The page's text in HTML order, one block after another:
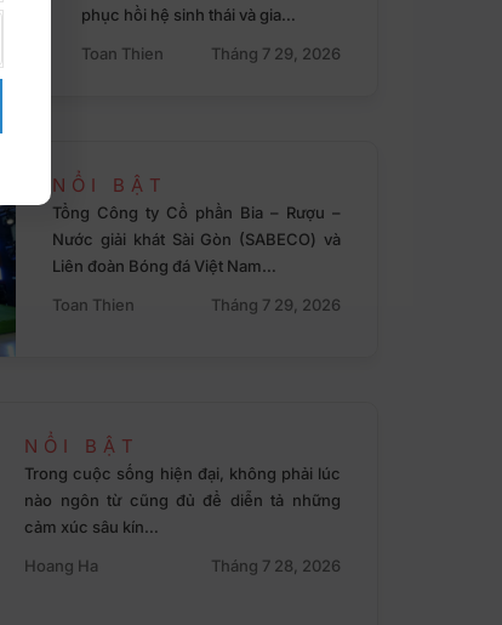
phục hồi hệ sinh thái và gia…
Toan Thien
Tháng 7 29, 2026
NỔI BẬT
Tổng Công ty Cổ phần Bia – Rượu –
Nước giải khát Sài Gòn (SABECO) và
Liên đoàn Bóng đá Việt Nam…
Toan Thien
Tháng 7 29, 2026
NỔI BẬT
Trong cuộc sống hiện đại, không phải lúc
nào ngôn từ cũng đủ để diễn tả những
cảm xúc sâu kín…
Hoang Ha
Tháng 7 28, 2026